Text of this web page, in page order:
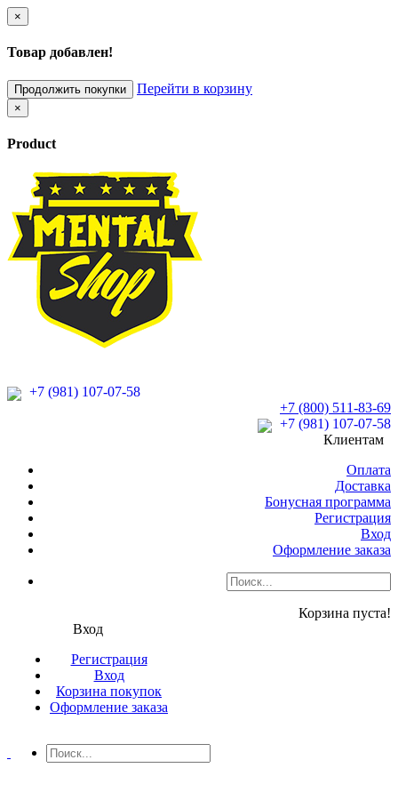
×
Товар добавлен!
Продолжить покупки Перейти в корзину
×
Product
+7 (981) 107-07-58
+7 (800) 511-83-69
+7 (981) 107-07-58
Клиентам
Оплата
Доставка
Бонусная программа
Регистрация
Вход
Оформление заказа
Корзина пуста!
Вход
Регистрация
Вход
Корзина покупок
Оформление заказа